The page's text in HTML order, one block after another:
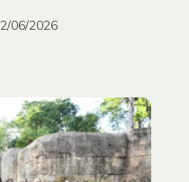
06/2026